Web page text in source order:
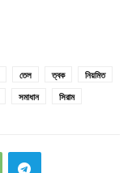
তেল ত্বক
নিয়মিত
সমাধান সিরাম